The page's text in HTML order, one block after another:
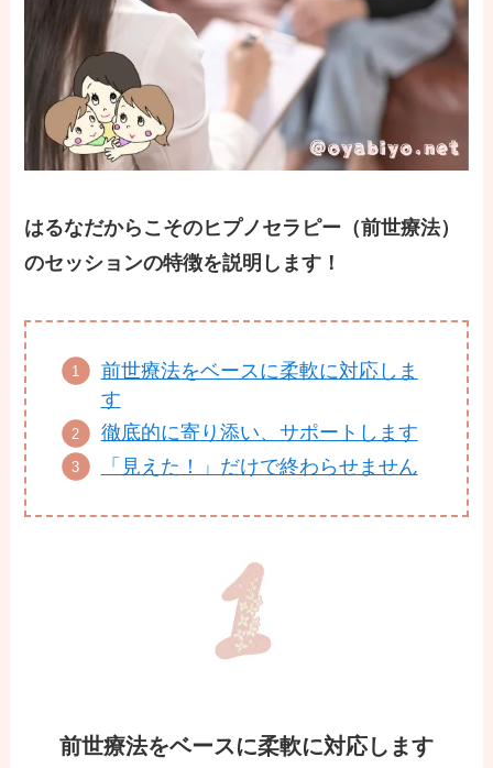
はるなだからこそのヒプノセラピー（前世療法）
のセッションの特徴を説明します！
前世療法をベースに柔軟に対応しま
す
徹底的に寄り添い、サポートします
「見えた！」だけで終わらせません
前世療法をベースに柔軟に対応します